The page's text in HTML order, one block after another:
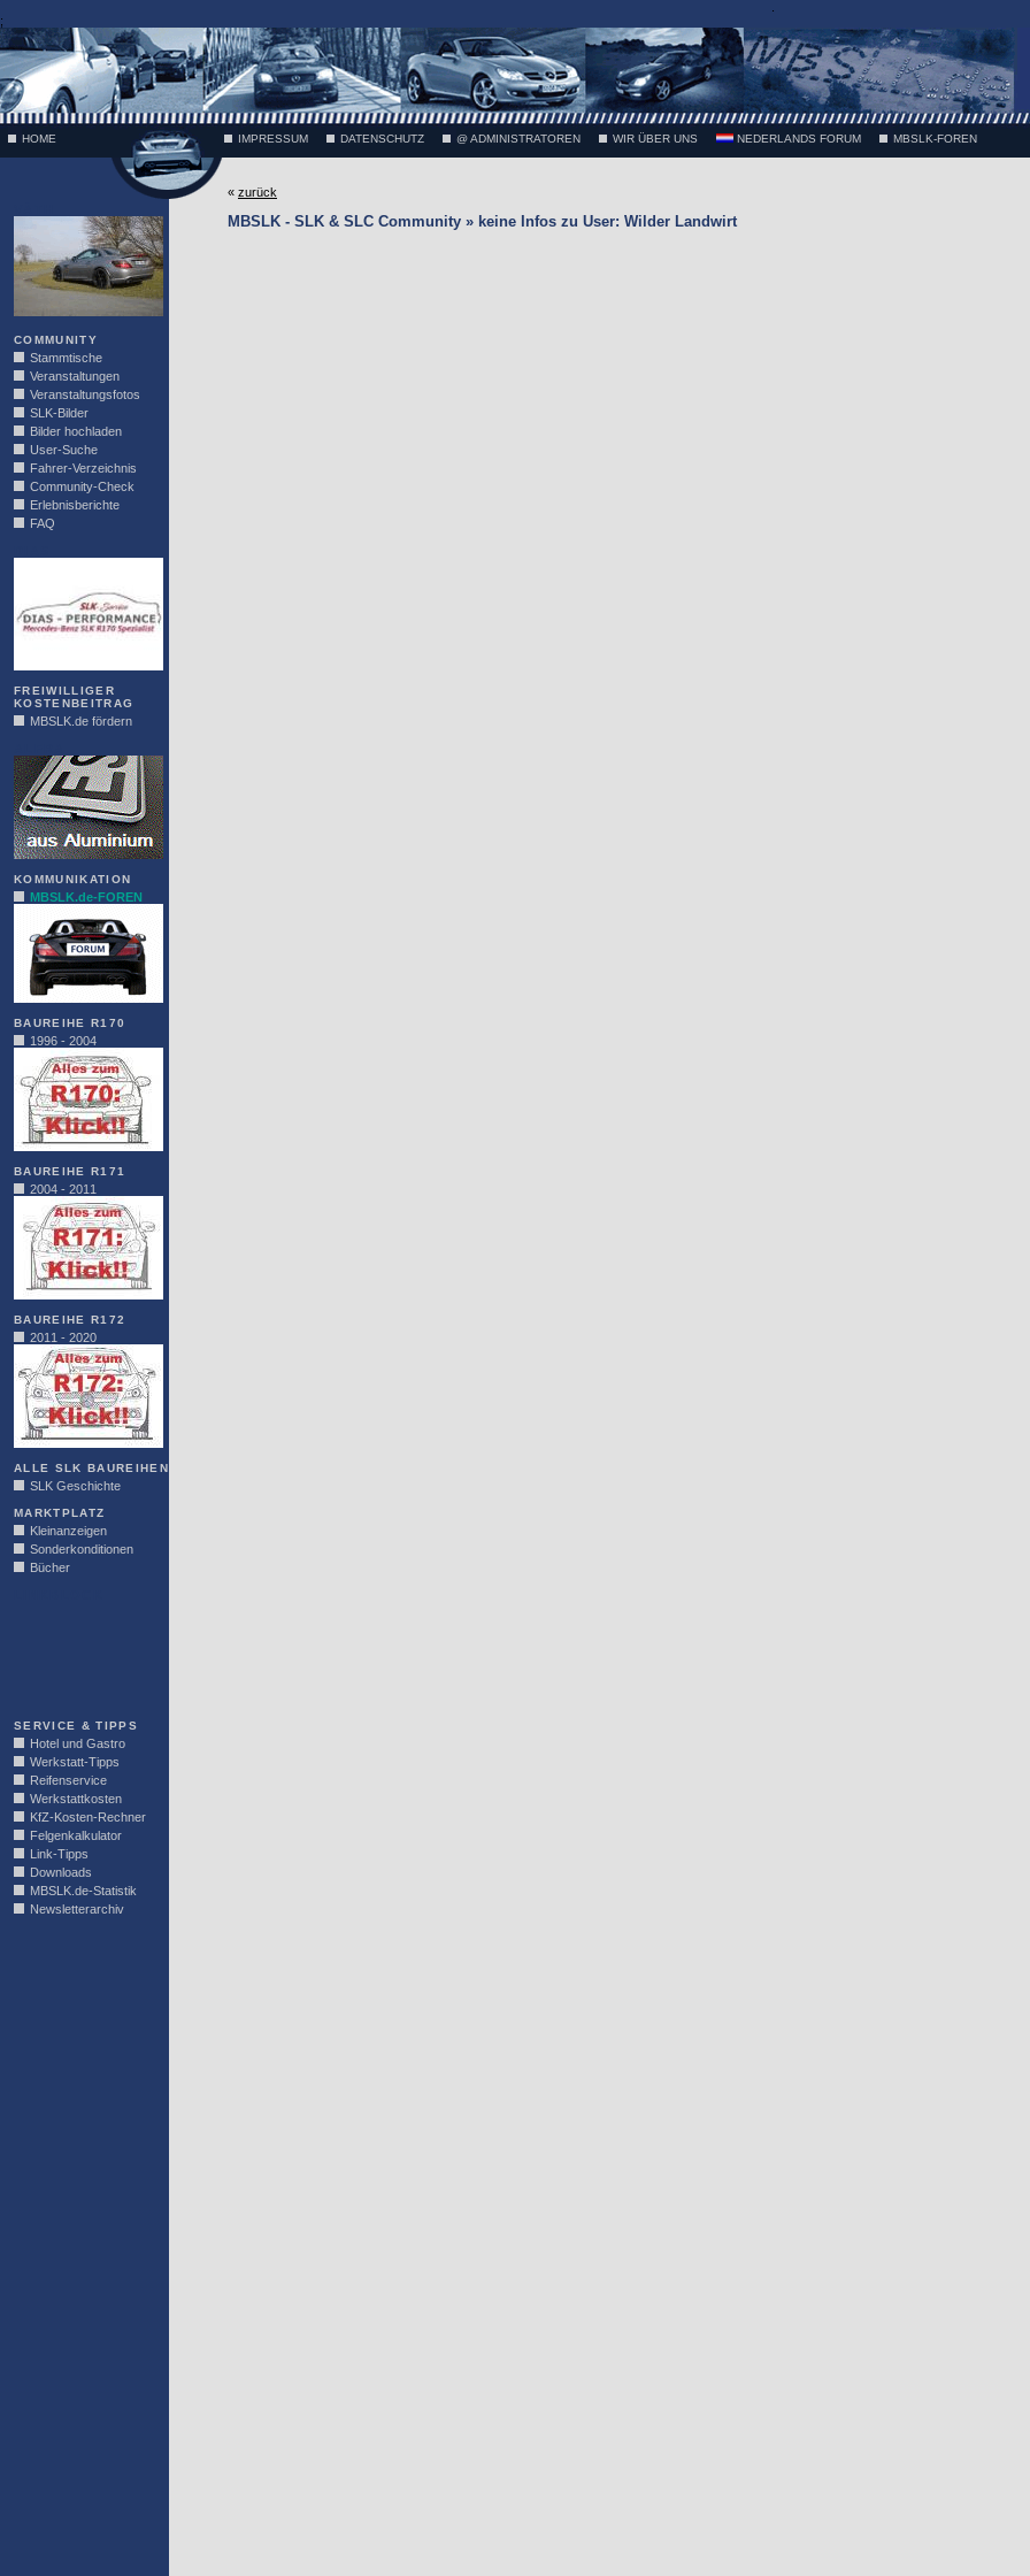
;
HOME IMPRESSUM DATENSCHUTZ @ ADMINISTRATOREN WIR ÜBER UNS NEDERLANDS FORUM MBSLK-FOREN
COMMUNITY
Stammtische
Veranstaltungen
Veranstaltungsfotos
SLK-Bilder
Bilder hochladen
User-Suche
Fahrer-Verzeichnis
Community-Check
Erlebnisberichte
FAQ
FREIWILLIGER
KOSTENBEITRAG
MBSLK.de fördern
KOMMUNIKATION
MBSLK.de-FOREN
BAUREIHE R170
1996 - 2004
BAUREIHE R171
2004 - 2011
BAUREIHE R172
2011 - 2020
ALLE SLK BAUREIHEN
SLK Geschichte
MARKTPLATZ
Kleinanzeigen
Sonderkonditionen
Bücher
SERVICE & TIPPS
Hotel und Gastro
Werkstatt-Tipps
Reifenservice
Werkstattkosten
KfZ-Kosten-Rechner
Felgenkalkulator
Link-Tipps
Downloads
MBSLK.de-Statistik
Newsletterarchiv
« zurück
MBSLK - SLK & SLC Community » keine Infos zu User: Wilder Landwirt